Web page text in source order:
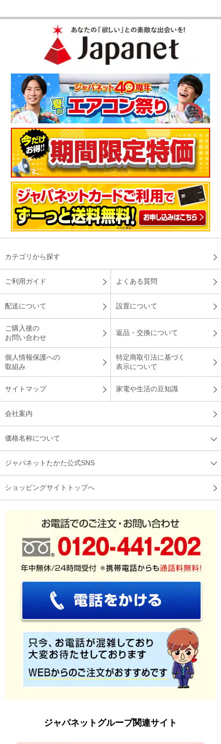
カテゴリから探す
ご利用ガイド よくある質問
配送について 設置について
ご購入後の
お問い合わせ
返品・交換について
個人情報保護への
取組み
特定商取引法に基づく
表示について
サイトマップ 家電や生活の豆知識
会社案内
価格名称について
ジャパネットたかた公式SNS
ショッピングサイトトップへ
ジャパネットグループ関連サイト